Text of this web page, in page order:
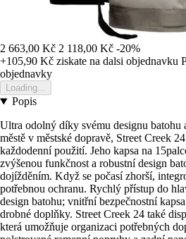
2 663,00 Kč 2 118,00 Kč -20%
+105,90 Kč ziskate na dalsi objednavku
objednavky
Loading...
Popis
Ultra odolný díky svému designu batohu
městě v městské dopravě, Street Creek
každodenní použití. Jeho kapsa na
zvýšenou funkčnost a robustní design
dojížděním. Když se počasí zhorší,
potřebnou ochranu. Rychlý přístup do
design batohu; vnitřní bezpečnostní
drobné doplňky. Street Creek 24 také
která umožňuje organizaci potřebných